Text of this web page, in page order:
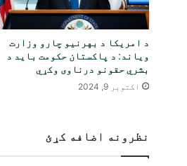
د امریکا د بهرنیو چارو وزارت
ویاند: د پاکستان حکومت باید د
بشري حقونو درناوی وکړي
اکتوبر 9, 2024
نظرونه اضافه کړئ